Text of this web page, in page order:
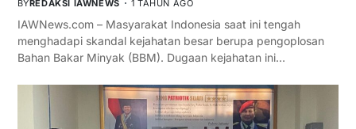
BYREDAKSI IAWNEWS 1 TAHUN AGO
IAWNews.com – Masyarakat Indonesia saat ini tengah
menghadapi skandal kejahatan besar berupa pengoplosan
Bahan Bakar Minyak (BBM). Dugaan kejahatan ini…